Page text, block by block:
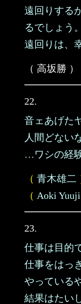
遠回りする
るでしょう。
遠回りは、
（ 高坂勝 ）
22.
音ェあげた
人間どない
…ワシの経
（ 青木雄二
（ Aoki Yuuji
23.
仕事は目的
仕事をはっ
やっている
結果はたい